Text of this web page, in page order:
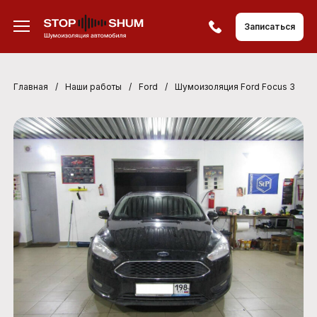
Записаться
Главная / Наши работы / Ford / Шумоизоляция Ford Focus 3